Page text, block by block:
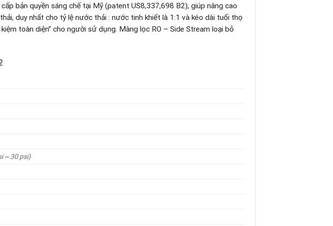
bản quyền sáng chế tại Mỹ (patent US8,337,698 B2), giúp nâng cao
duy nhất cho tỷ lệ nước thải : nước tinh khiết là 1:1 và kéo dài tuổi thọ
toàn diện” cho người sử dụng. Màng lọc RO – Side Stream loại bỏ
~ 30 psi)